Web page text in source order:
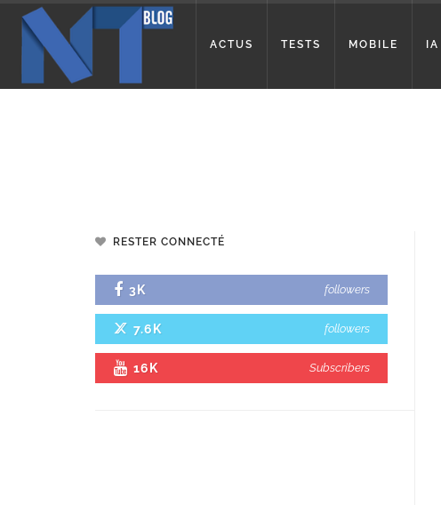
ACTUS TESTS MOBILE IA
RESTER CONNECTÉ
3K followers
7.6K followers
16K Subscribers